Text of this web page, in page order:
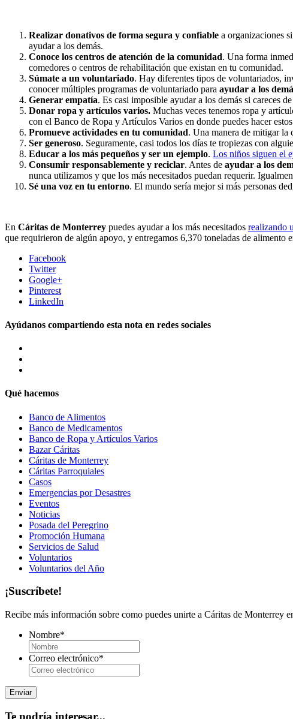
Realizar donativos de forma segura y confiable a organizaciones
ayudar a los demás.
Conoce los centros de atención de la comunidad. Una forma
comedores o centros de rehabilitación que existan en tu comunidad.
Súmate a un voluntariado. Hay diferentes tipos de voluntariados,
conocer múltiples programas de voluntariado para ayudar a los
Generar empatía. Es casi imposible ayudar a los demás si careces
Donar ropa y artículos varios. Muchas veces tenemos ropa y
con el Banco de Ropa y Artículos Varios en donde puedes hacer
Promueve actividades en tu comunidad. Una manera de mitigar la
Ser generoso. Seguramente, casi todos los días te tropiezas con
Educar a los más pequeños y ser un ejemplo. Los niños siguen el
Consumir responsablemente y reciclar. Antes de ayudar a los
nunca utilizamos y que los más necesitados puedan requerir.
Sé una voz en tu entorno. El mundo sería mejor si más personas
En Cáritas de Monterrey puedes ayudar a los más necesitados realizando
que requirieron de algún apoyo, y entregamos 6,370 toneladas de alimento
Facebook
Twitter
Google+
Pinterest
LinkedIn
Ayúdanos compartiendo esta nota en redes sociales
Qué hacemos
Banco de Alimentos
Banco de Medicamentos
Banco de Ropa y Artículos Varios
Bazar Cáritas
Cáritas de Monterrey
Cáritas Parroquiales
Casos
Emergencias por Desastres
Eventos
Noticias
Posada del Peregrino
Promoción Humana
Servicios de Salud
Voluntarios
Voluntarios del Año
¡Suscríbete!
Recibe más información sobre como puedes unirte a Cáritas de Monterrey
Nombre*
Correo electrónico*
Te podría interesar...